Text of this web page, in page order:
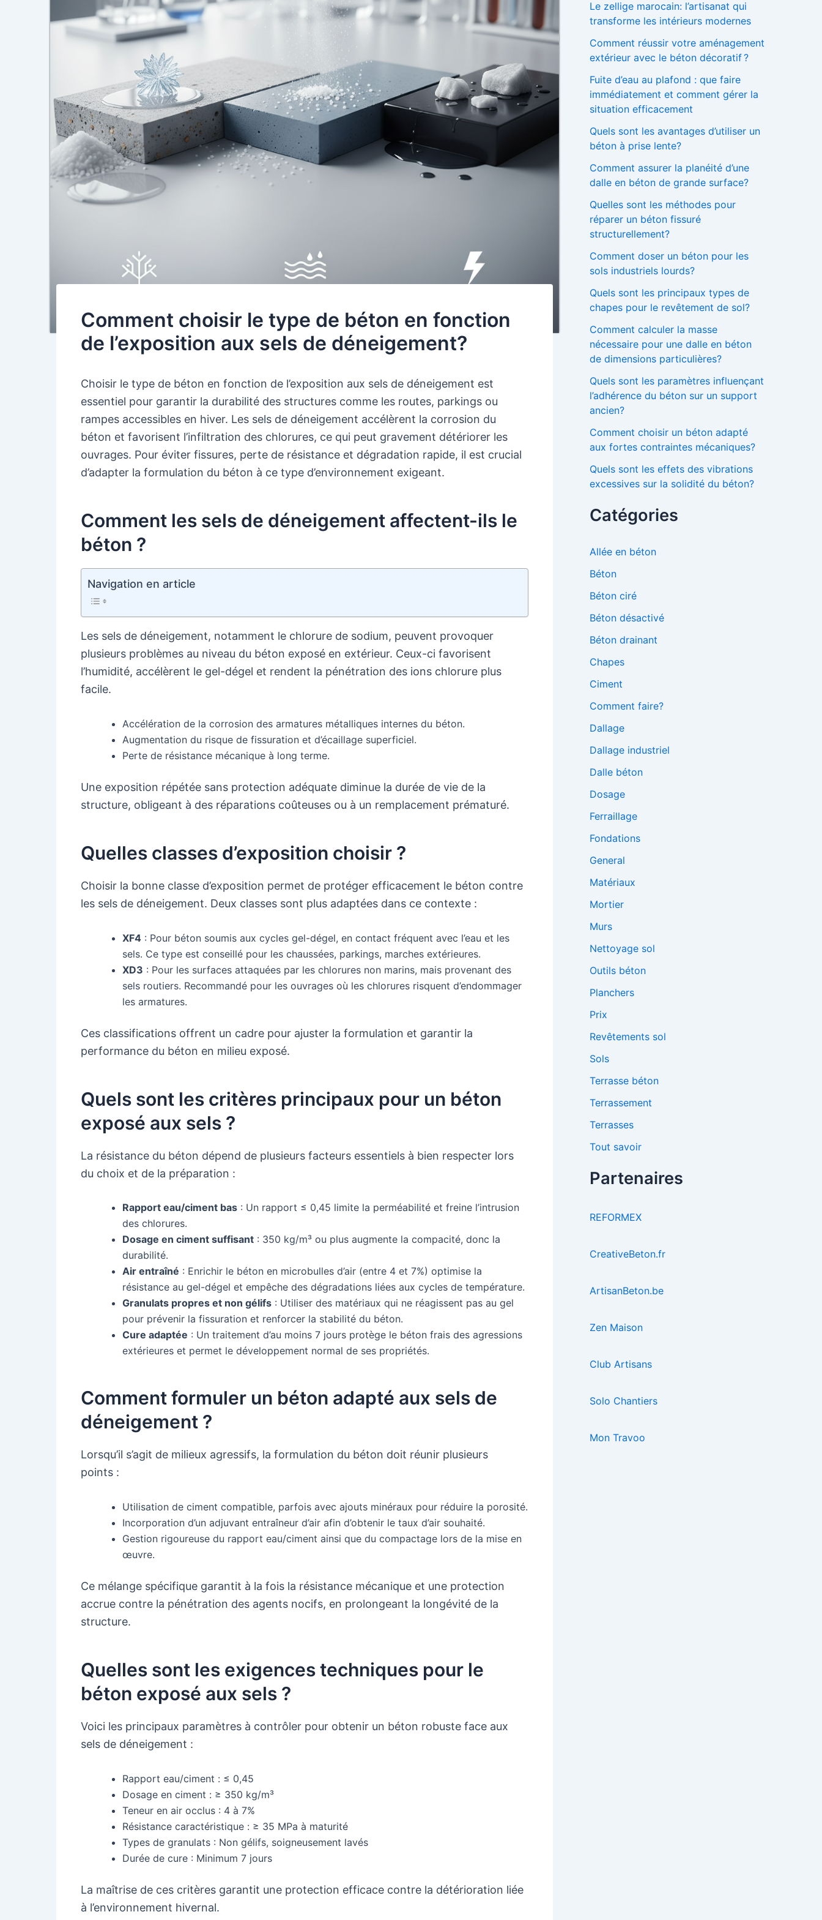
Comment choisir le type de béton en fonction
de l’exposition aux sels de déneigement?
Choisir le type de béton en fonction de l’exposition aux sels de déneigement est
essentiel pour garantir la durabilité des structures comme les routes, parkings ou
rampes accessibles en hiver. Les sels de déneigement accélèrent la corrosion du
béton et favorisent l’infiltration des chlorures, ce qui peut gravement détériorer les
ouvrages. Pour éviter fissures, perte de résistance et dégradation rapide, il est crucial
d’adapter la formulation du béton à ce type d’environnement exigeant.
Comment les sels de déneigement affectent-ils le
béton ?
Navigation en article
Les sels de déneigement, notamment le chlorure de sodium, peuvent provoquer
plusieurs problèmes au niveau du béton exposé en extérieur. Ceux-ci favorisent
l’humidité, accélèrent le gel-dégel et rendent la pénétration des ions chlorure plus
facile.
Accélération de la corrosion des armatures métalliques internes du béton.
Augmentation du risque de fissuration et d’écaillage superficiel.
Perte de résistance mécanique à long terme.
Une exposition répétée sans protection adéquate diminue la durée de vie de la
structure, obligeant à des réparations coûteuses ou à un remplacement prématuré.
Quelles classes d’exposition choisir ?
Choisir la bonne classe d’exposition permet de protéger efficacement le béton contre
les sels de déneigement. Deux classes sont plus adaptées dans ce contexte :
XF4 : Pour béton soumis aux cycles gel-dégel, en contact fréquent avec l’eau et les
sels. Ce type est conseillé pour les chaussées, parkings, marches extérieures.
XD3 : Pour les surfaces attaquées par les chlorures non marins, mais provenant des
sels routiers. Recommandé pour les ouvrages où les chlorures risquent d’endommager
les armatures.
Ces classifications offrent un cadre pour ajuster la formulation et garantir la
performance du béton en milieu exposé.
Quels sont les critères principaux pour un béton
exposé aux sels ?
La résistance du béton dépend de plusieurs facteurs essentiels à bien respecter lors
du choix et de la préparation :
Rapport eau/ciment bas : Un rapport ≤ 0,45 limite la perméabilité et freine l’intrusion
des chlorures.
Dosage en ciment suffisant : 350 kg/m³ ou plus augmente la compacité, donc la
durabilité.
Air entraîné : Enrichir le béton en microbulles d’air (entre 4 et 7%) optimise la
résistance au gel-dégel et empêche des dégradations liées aux cycles de température.
Granulats propres et non gélifs : Utiliser des matériaux qui ne réagissent pas au gel
pour prévenir la fissuration et renforcer la stabilité du béton.
Cure adaptée : Un traitement d’au moins 7 jours protège le béton frais des agressions
extérieures et permet le développement normal de ses propriétés.
Comment formuler un béton adapté aux sels de
déneigement ?
Lorsqu’il s’agit de milieux agressifs, la formulation du béton doit réunir plusieurs
points :
Utilisation de ciment compatible, parfois avec ajouts minéraux pour réduire la porosité.
Incorporation d’un adjuvant entraîneur d’air afin d’obtenir le taux d’air souhaité.
Gestion rigoureuse du rapport eau/ciment ainsi que du compactage lors de la mise en
œuvre.
Ce mélange spécifique garantit à la fois la résistance mécanique et une protection
accrue contre la pénétration des agents nocifs, en prolongeant la longévité de la
structure.
Quelles sont les exigences techniques pour le
béton exposé aux sels ?
Voici les principaux paramètres à contrôler pour obtenir un béton robuste face aux
sels de déneigement :
Rapport eau/ciment : ≤ 0,45
Dosage en ciment : ≥ 350 kg/m³
Teneur en air occlus : 4 à 7%
Résistance caractéristique : ≥ 35 MPa à maturité
Types de granulats : Non gélifs, soigneusement lavés
Durée de cure : Minimum 7 jours
La maîtrise de ces critères garantit une protection efficace contre la détérioration liée
à l’environnement hivernal.
h
e
:
Le zellige marocain: l’artisanat qui
transforme les intérieurs modernes
Comment réussir votre aménagement
extérieur avec le béton décoratif ?
Fuite d’eau au plafond : que faire
immédiatement et comment gérer la
situation efficacement
Quels sont les avantages d’utiliser un
béton à prise lente?
Comment assurer la planéité d’une
dalle en béton de grande surface?
Quelles sont les méthodes pour
réparer un béton fissuré
structurellement?
Comment doser un béton pour les
sols industriels lourds?
Quels sont les principaux types de
chapes pour le revêtement de sol?
Comment calculer la masse
nécessaire pour une dalle en béton
de dimensions particulières?
Quels sont les paramètres influençant
l’adhérence du béton sur un support
ancien?
Comment choisir un béton adapté
aux fortes contraintes mécaniques?
Quels sont les effets des vibrations
excessives sur la solidité du béton?
Catégories
Allée en béton
Béton
Béton ciré
Béton désactivé
Béton drainant
Chapes
Ciment
Comment faire?
Dallage
Dallage industriel
Dalle béton
Dosage
Ferraillage
Fondations
General
Matériaux
Mortier
Murs
Nettoyage sol
Outils béton
Planchers
Prix
Revêtements sol
Sols
Terrasse béton
Terrassement
Terrasses
Tout savoir
Partenaires
REFORMEX
CreativeBeton.fr
ArtisanBeton.be
Zen Maison
Club Artisans
Solo Chantiers
Mon Travoo